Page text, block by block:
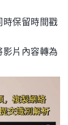
時保留時間戳
影片內容轉為